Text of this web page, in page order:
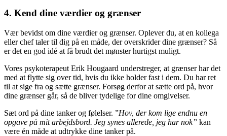
4. Kend dine værdier og grænser
Vær bevidst om dine værdier og grænser. Oplever du, at en kollega
eller chef taler til dig på en måde, der overskrider dine grænser? Så
er det en god idé at få brudt det mønster hurtigst muligt.
Vores psykoterapeut Erik Hougaard understreger, at grænser har det
med at flytte sig over tid, hvis du ikke holder fast i dem. Du har ret
til at sige fra og sætte grænser. Forsøg derfor at sætte ord på, hvor
dine grænser går, så de bliver tydelige for dine omgivelser.
Sæt ord på dine tanker og følelser. ”Hov, der kom lige endnu en
opgave på mit arbejdsbord. Jeg synes allerede, jeg har nok” kan
være én måde at udtrykke dine tanker på.